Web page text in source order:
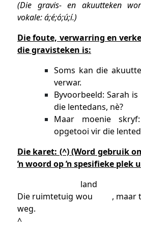
(Die gravis- en akuutteken
vokale: á;é;ó;ú;í.)
Die foute, verwarring en
die gravisteken is:
Soms kan die
verwar.
Byvoorbeeld: Sarah
die lentedans, nè?
Maar moenie
opgetooi vir die
Die karet: (^) (Word gebruik
ŉ woord op ŉ spesifieke plek
land
Die ruimtetuig wou , maar
weg.
^